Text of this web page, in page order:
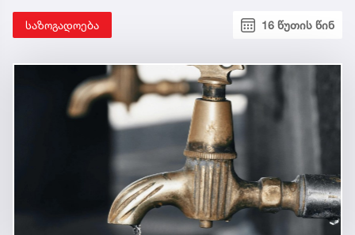
საზოგადოება 16 წუთის წინ